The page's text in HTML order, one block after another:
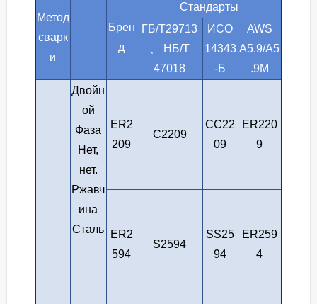
Метод
сварк
и
Брен
д
Стандарты
ГБ/Т29713
、 НБ/Т
47018
ИСО
14343
-Б
AWS
A5.9/A5
.9M
Двойн
ой
Фаза
Нет,
нет.
Ржавч
ина
Сталь
ER2
209
С2209
СС22
09
ER220
9
ER2
594
S2594
SS25
94
ER259
4